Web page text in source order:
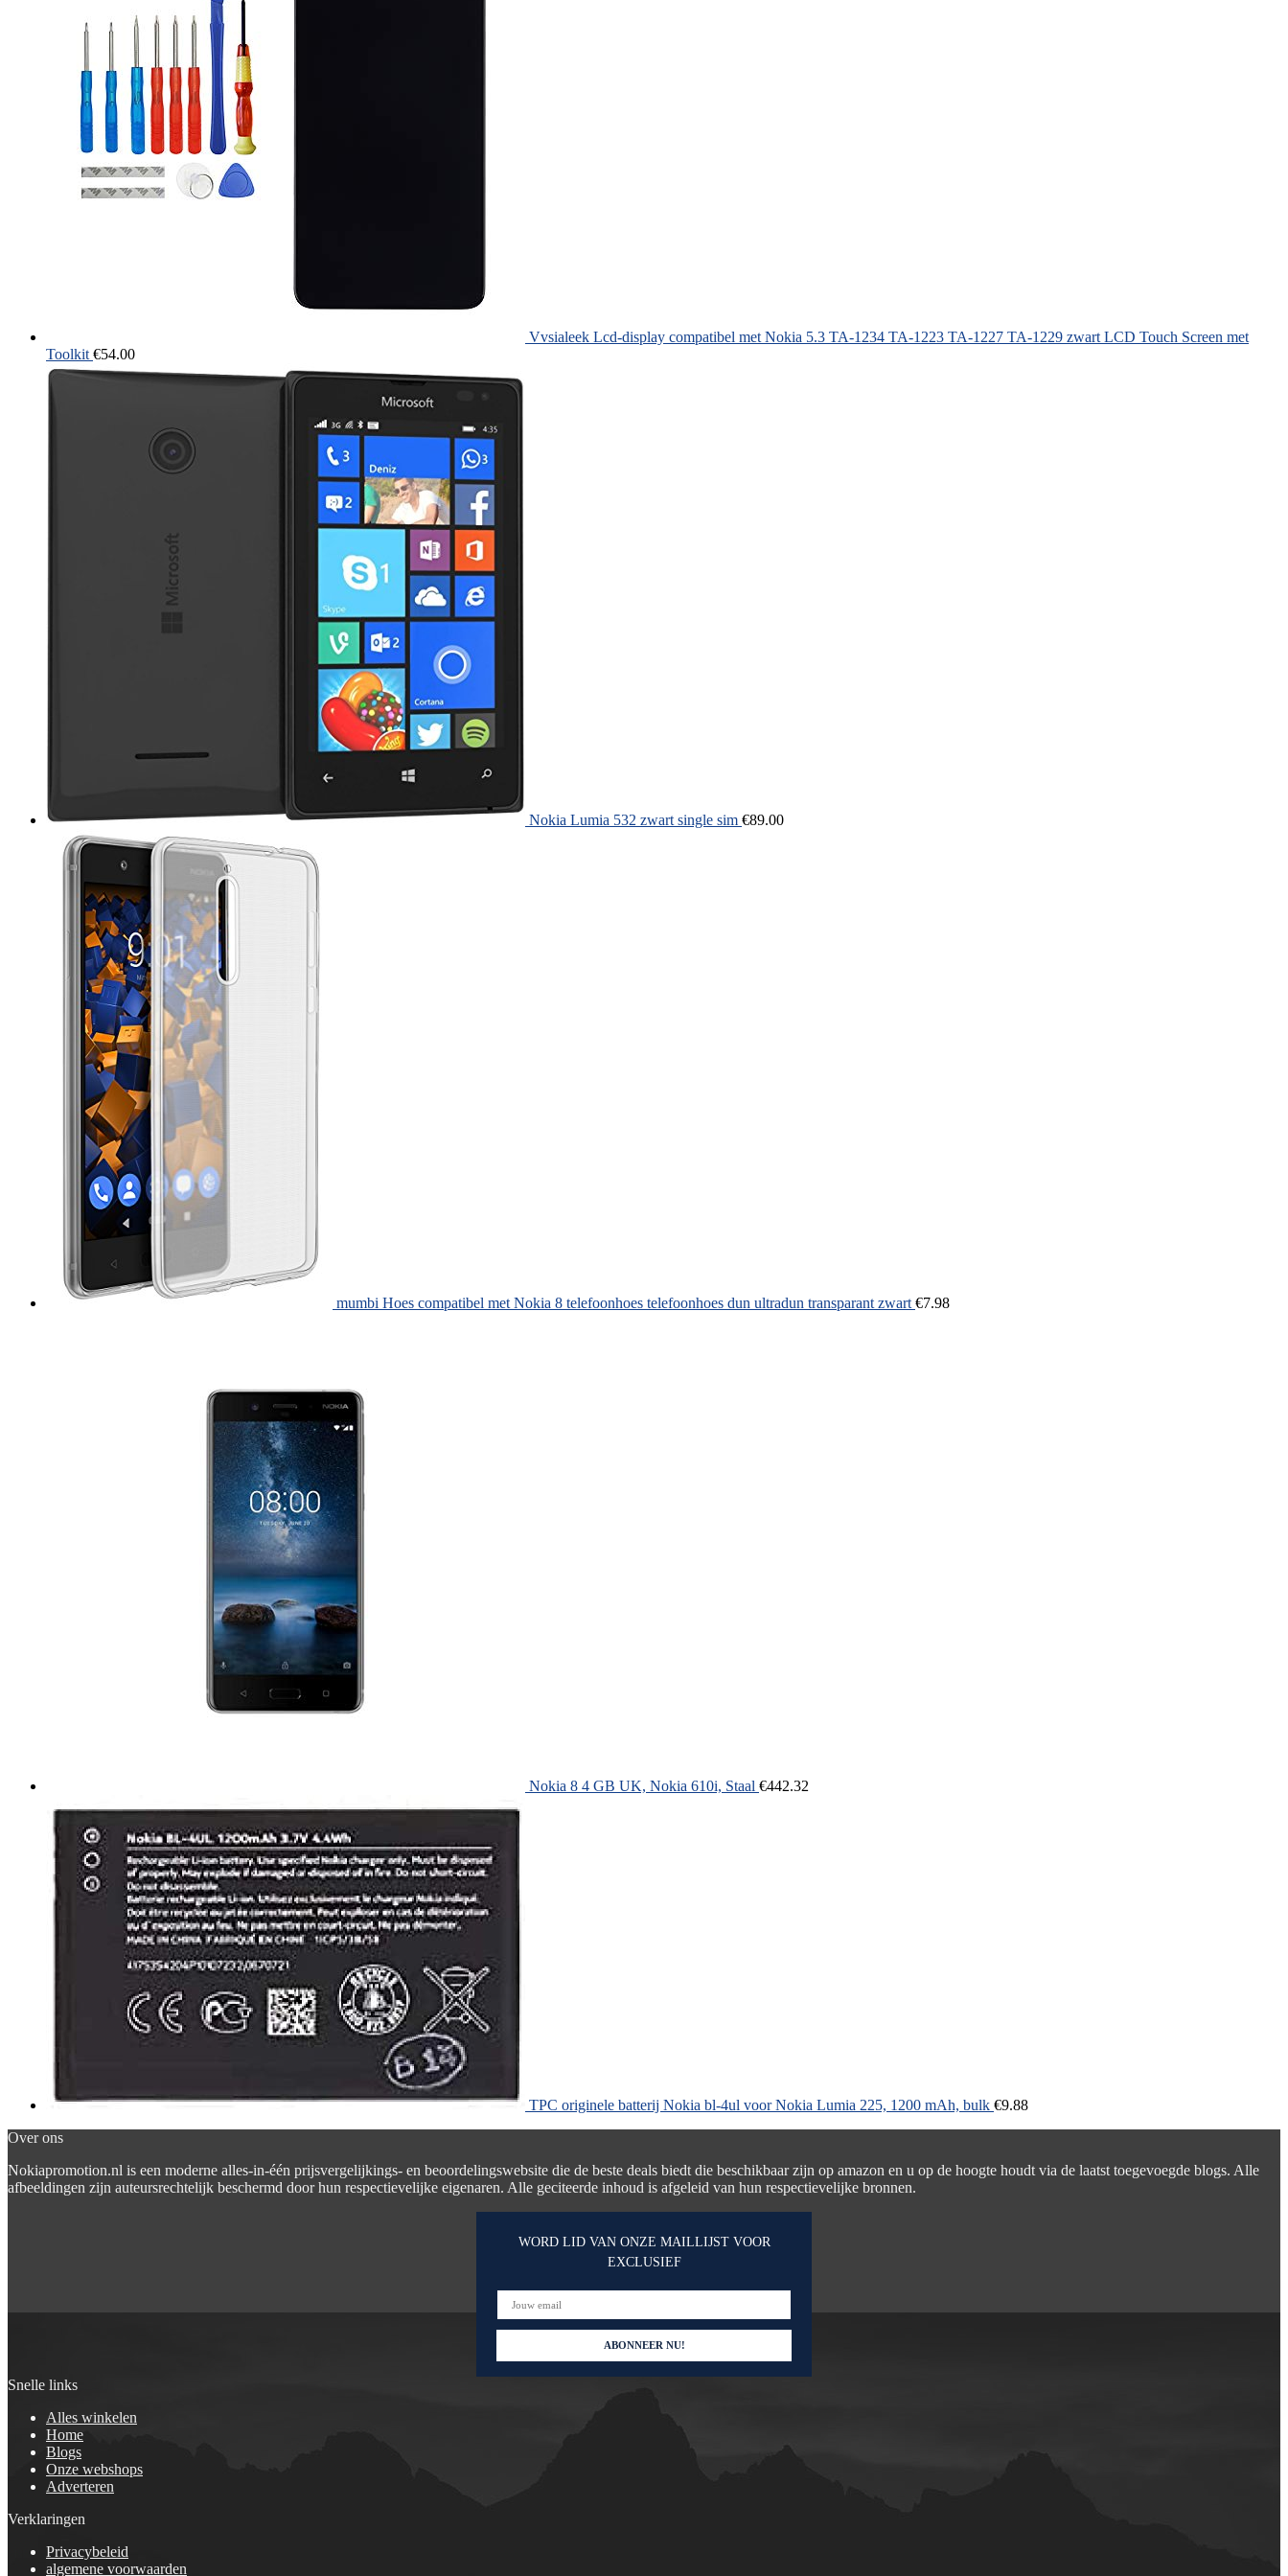
Vvsialeek Lcd-display compatibel met Nokia 5.3 TA-1234 TA-1223 TA-1227 TA-1229 zwart LCD Touch Screen met
Toolkit €54.00
Nokia Lumia 532 zwart single sim €89.00
mumbi Hoes compatibel met Nokia 8 telefoonhoes telefoonhoes dun ultradun transparant zwart €7.98
Nokia 8 4 GB UK, Nokia 610i, Staal €442.32
TPC originele batterij Nokia bl-4ul voor Nokia Lumia 225, 1200 mAh, bulk €9.88
Over ons
Nokiapromotion.nl is een moderne alles-in-één prijsvergelijkings- en beoordelingswebsite die de beste deals biedt die beschikbaar zijn op amazon en u op de hoogte houdt via de laatst toegevoegde blogs. Alle
afbeeldingen zijn auteursrechtelijk beschermd door hun respectievelijke eigenaren. Alle geciteerde inhoud is afgeleid van hun respectievelijke bronnen.
WORD LID VAN ONZE MAILLIJST VOOR
EXCLUSIEF
Snelle links
Alles winkelen
Home
Blogs
Onze webshops
Adverteren
Verklaringen
Privacybeleid
algemene voorwaarden